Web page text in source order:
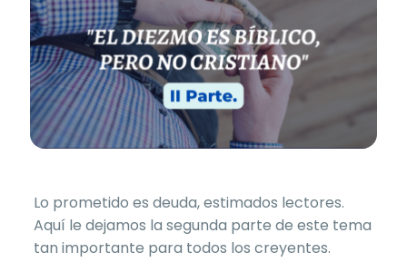
Lo prometido es deuda, estimados lectores.
Aquí le dejamos la segunda parte de este tema
tan importante para todos los creyentes.